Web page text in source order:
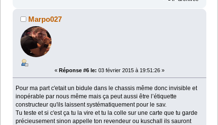
Marpo027
« Réponse #6 le: 03 février 2015 à 19:51:26 »
Pour ma part c'etait un bidule dans le chassis même donc invisible et
inopérable par nous même mais ça peut aussi être l’étiquette
constructeur qu'ils laissent systématiquement pour le sav.
Tu teste et si c'est ça tu la vire et tu la colle sur une carte que tu garde
précieusement sinon appelle ton revendeur ou kuschall ils sauront